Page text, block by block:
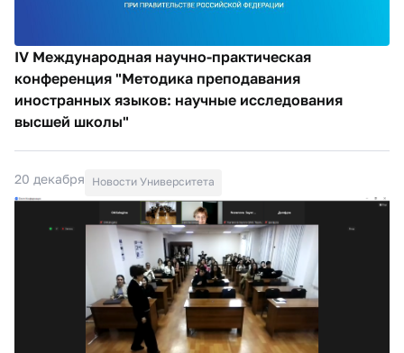
IV Международная научно-практическая
конференция "Методика преподавания
иностранных языков: научные исследования
высшей школы"
20 декабря Новости Университета